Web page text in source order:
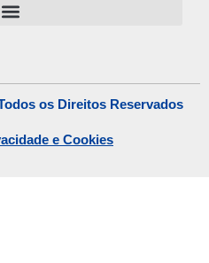
os Direitos Reservados
e Cookies